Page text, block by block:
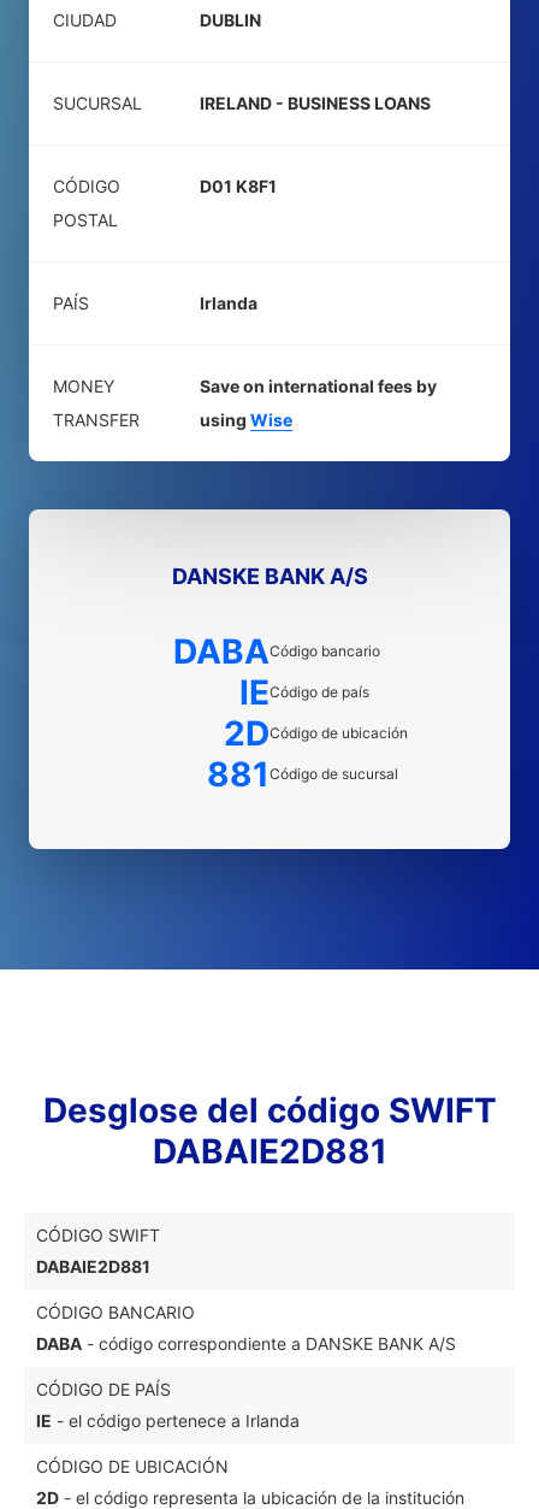
CIUDAD DUBLIN
SUCURSAL IRELAND - BUSINESS LOANS
CÓDIGO
POSTAL
D01 K8F1
PAÍS Irlanda
MONEY
TRANSFER
Save on international fees by
using Wise
DANSKE BANK A/S
DABACódigo bancario
IECódigo de país
2DCódigo de ubicación
881 Código de sucursal
Desglose del código SWIFT
DABAIE2D881
CÓDIGO SWIFT
DABAIE2D881
CÓDIGO BANCARIO
DABA - código correspondiente a DANSKE BANK A/S
CÓDIGO DE PAÍS
IE - el código pertenece a Irlanda
CÓDIGO DE UBICACIÓN
2D - el código representa la ubicación de la institución